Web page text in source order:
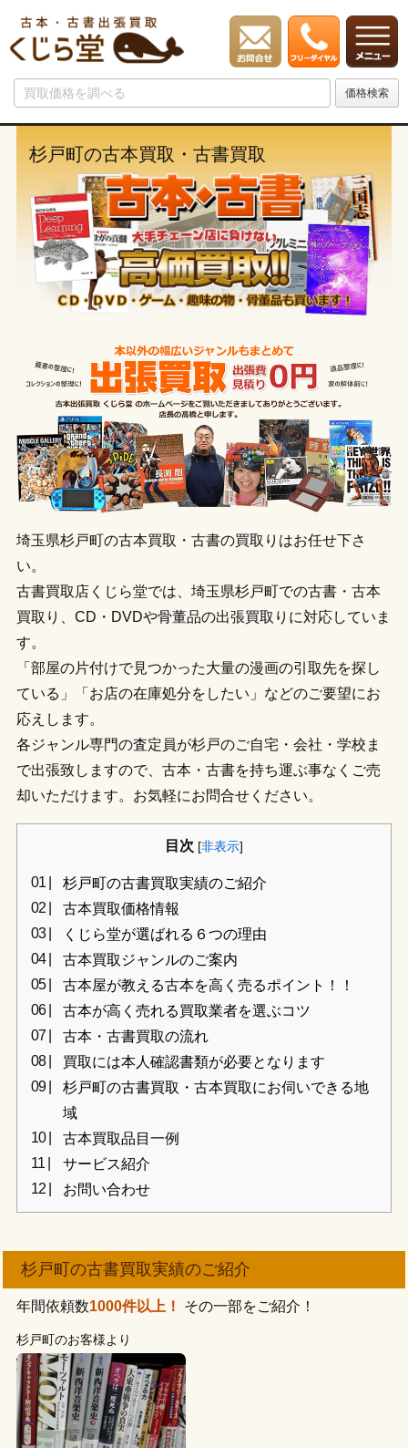
杉戸町の古本買取・古書買取
埼玉県杉戸町の古本買取・古書の買取りはお任せ下さ
い。
古書買取店くじら堂では、埼玉県杉戸町での古書・古本
買取り、CD・DVDや骨董品の出張買取りに対応していま
す。
「部屋の片付けで見つかった大量の漫画の引取先を探し
ている」「お店の在庫処分をしたい」などのご要望にお
応えします。
各ジャンル専門の査定員が杉戸のご自宅・会社・学校ま
で出張致しますので、古本・古書を持ち運ぶ事なくご売
却いただけます。お気軽にお問合せください。
目次 [非表示]
杉戸町の古書買取実績のご紹介
古本買取価格情報
くじら堂が選ばれる６つの理由
古本買取ジャンルのご案内
古本屋が教える古本を高く売るポイント！！
古本が高く売れる買取業者を選ぶコツ
古本・古書買取の流れ
買取には本人確認書類が必要となります
杉戸町の古書買取・古本買取にお伺いできる地
域
古本買取品目一例
サービス紹介
お問い合わせ
杉戸町の古書買取実績のご紹介
年間依頼数1000件以上！ その一部をご紹介！
杉戸町のお客様より